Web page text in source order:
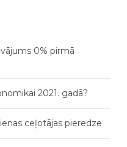
0% pirmā
2021. gadā?
ceļotājas pieredze